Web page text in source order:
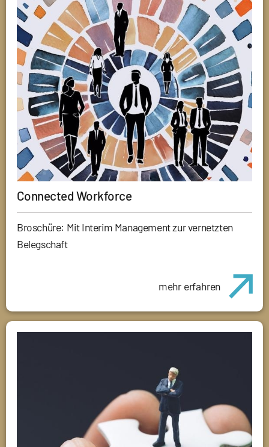
Connected Workforce
Broschüre: Mit Interim Management zur vernetzten
Belegschaft
mehr erfahren